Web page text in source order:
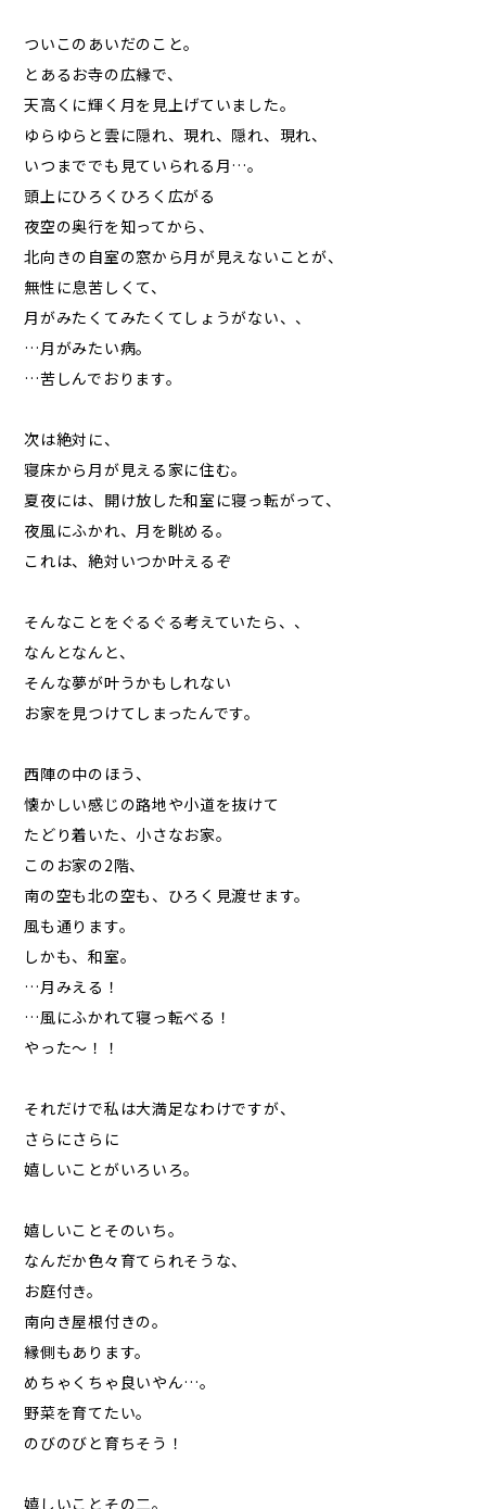
ついこのあいだのこと。
とあるお寺の広縁で、
天高くに輝く月を見上げていました。
ゆらゆらと雲に隠れ、現れ、隠れ、現れ、
いつまででも見ていられる月…。
頭上にひろくひろく広がる
夜空の奥行を知ってから、
北向きの自室の窓から月が見えないことが、
無性に息苦しくて、
月がみたくてみたくてしょうがない、、
…月がみたい病。
…苦しんでおります。
次は絶対に、
寝床から月が見える家に住む。
夏夜には、開け放した和室に寝っ転がって、
夜風にふかれ、月を眺める。
これは、絶対いつか叶えるぞ
そんなことをぐるぐる考えていたら、、
なんとなんと、
そんな夢が叶うかもしれない
お家を見つけてしまったんです。
西陣の中のほう、
懐かしい感じの路地や小道を抜けて
たどり着いた、小さなお家。
このお家の2階、
南の空も北の空も、ひろく見渡せます。
風も通ります。
しかも、和室。
…月みえる！
…風にふかれて寝っ転べる！
やった～！！
それだけで私は大満足なわけですが、
さらにさらに
嬉しいことがいろいろ。
嬉しいことそのいち。
なんだか色々育てられそうな、
お庭付き。
南向き屋根付きの。
縁側もあります。
めちゃくちゃ良いやん…。
野菜を育てたい。
のびのびと育ちそう！
嬉しいことその二。